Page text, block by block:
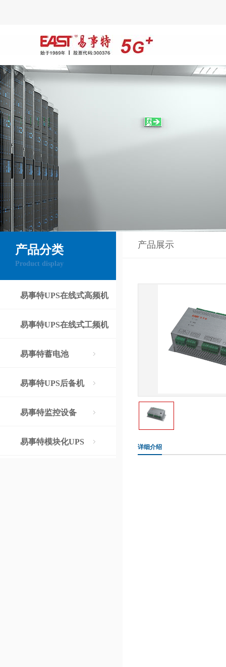
产品分类
Product display
易事特UPS在线式高频机
易事特UPS在线式工频机
易事特蓄电池
易事特UPS后备机
易事特监控设备
易事特模块化UPS
产品展示
详细介绍